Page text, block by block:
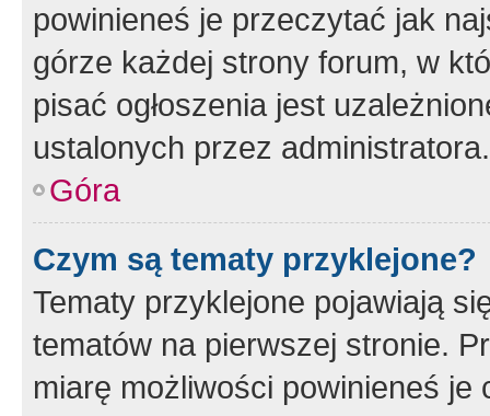
powinieneś je przeczytać jak
górze każdej strony forum, w
pisać ogłoszenia jest
ustalonych przez administratora.
Góra
Czym są tematy przyklejone?
Tematy przyklejone pojawiają
tematów na pierwszej stronie.
miarę możliwości powinieneś je